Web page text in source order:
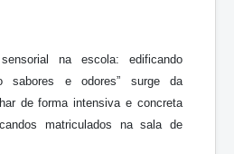
na escola: edificando
sabores e odores” surge da
de forma intensiva e concreta
matriculados na sala de